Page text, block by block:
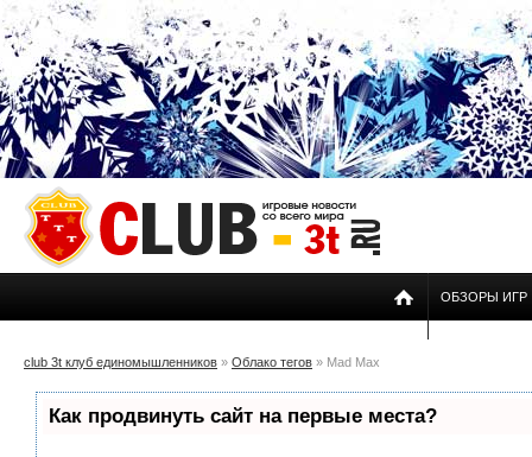
ОБЗОРЫ ИГР
club 3t клуб единомышленников » Облако тегов » Mad Max
Как продвинуть сайт на первые места?